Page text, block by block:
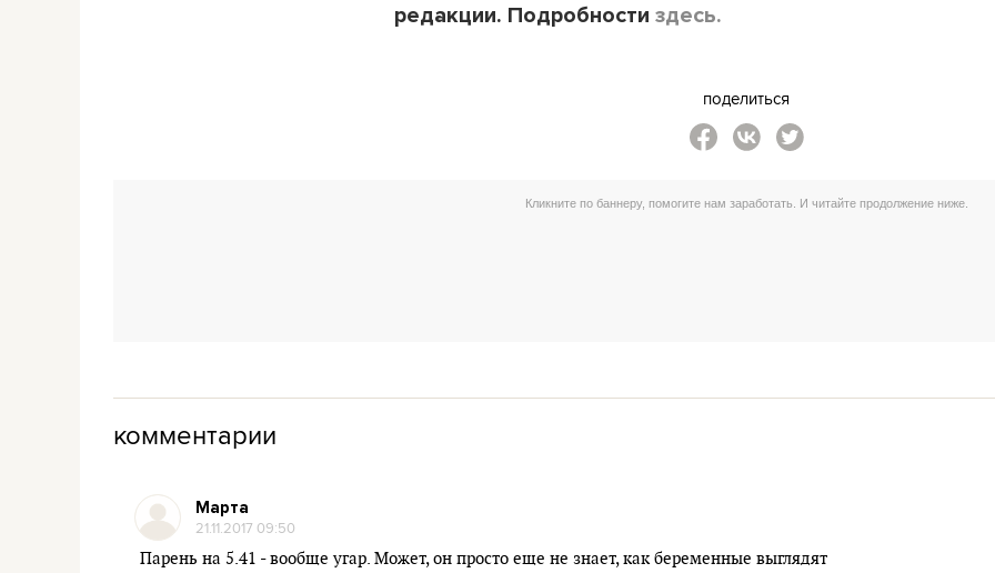
редакции. Подробности здесь.
поделиться
комментарии
Марта
21.11.2017 09:50
Парень на 5.41 - вообще угар. Может, он просто еще не знает, как беременные выглядят